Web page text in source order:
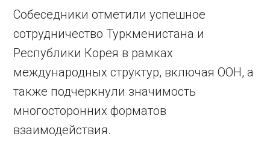
Собеседники отметили успешное
сотрудничество Туркменистана и
Республики Корея в рамках
международных структур, включая ООН, а
также подчеркнули значимость
многосторонних форматов
взаимодействия.